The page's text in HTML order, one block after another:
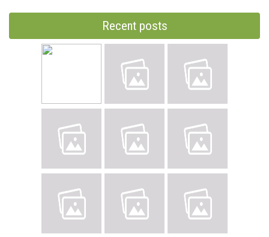
Recent posts